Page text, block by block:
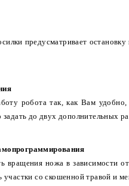
предусматривает
робота так, как Вам
до двух дополнительных
вращения ножа в зависимости
участки со скошенной травой и